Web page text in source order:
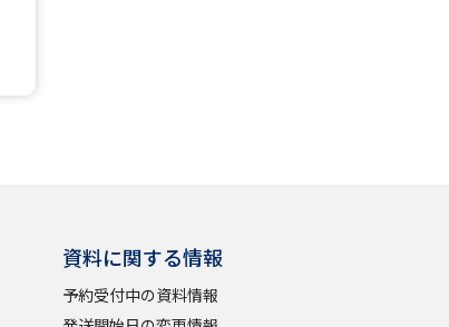
資料検索
資料に関する情報
予約受付中の資料情報